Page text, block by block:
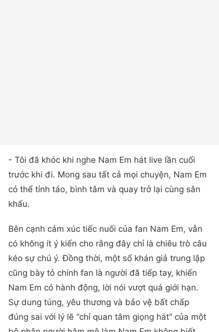
- Tôi đã khóc khi nghe Nam Em hát live lần cuối
trước khi đi. Mong sau tất cả mọi chuyện, Nam Em
có thể tỉnh táo, bình tâm và quay trở lại cùng sân
khấu.
Bên cạnh cảm xúc tiếc nuối của fan Nam Em, vẫn
có không ít ý kiến cho rằng đây chỉ là chiêu trò câu
kéo sự chú ý. Đồng thời, một số khán giả trung lập
cũng bày tỏ chính fan là người đã tiếp tay, khiến
Nam Em có hành động, lời nói vượt quá giới hạn.
Sự dung túng, yêu thương và bảo vệ bất chấp
đúng sai với lý lẽ “chỉ quan tâm giọng hát” của một